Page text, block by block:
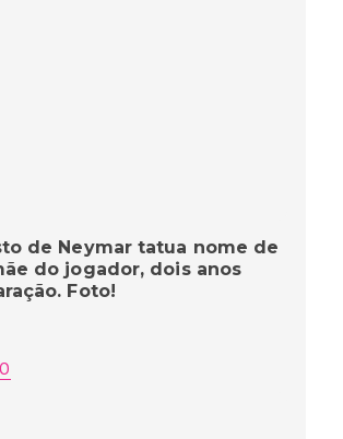
de Neymar tatua nome de
do jogador, dois anos
Foto!